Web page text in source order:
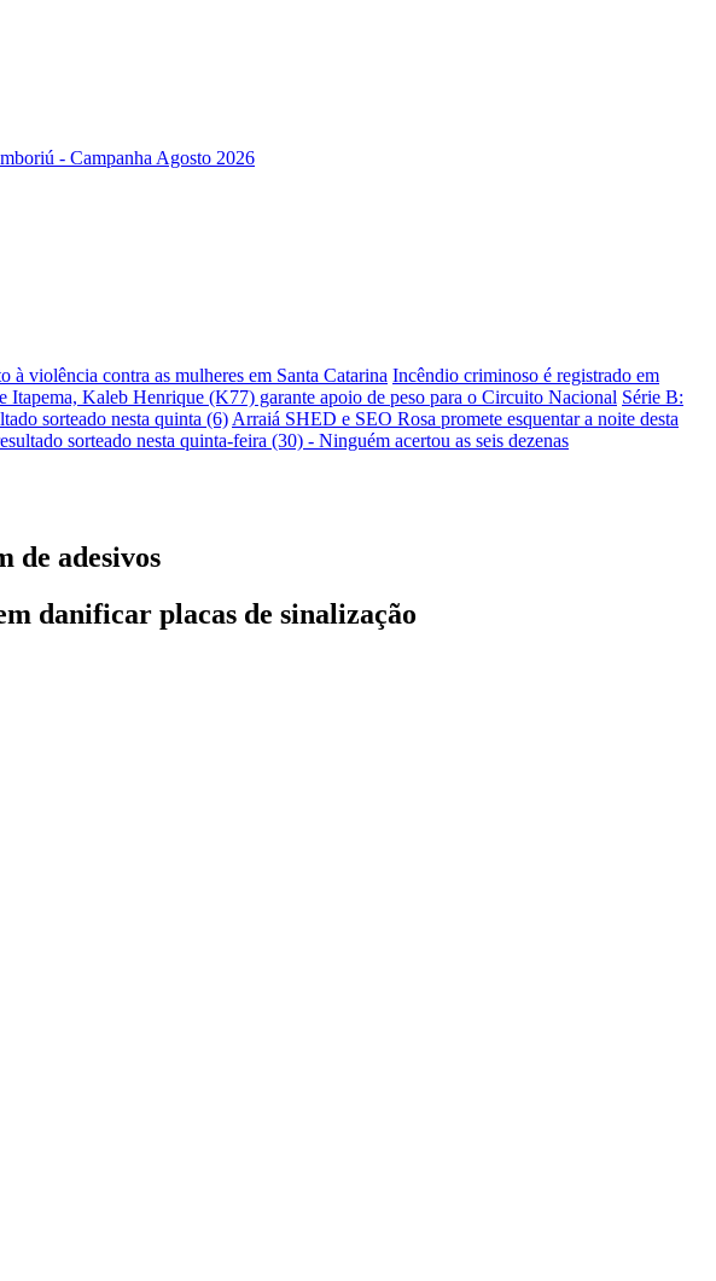
à violência contra as mulheres em Santa Catarina Incêndio criminoso é registrado em
Itapema, Kaleb Henrique (K77) garante apoio de peso para o Circuito Nacional Série B:
sorteado nesta quinta (6) Arraiá SHED e SEO Rosa promete esquentar a noite desta
sorteado nesta quinta-feira (30) - Ninguém acertou as seis dezenas
de adesivos
danificar placas de sinalização